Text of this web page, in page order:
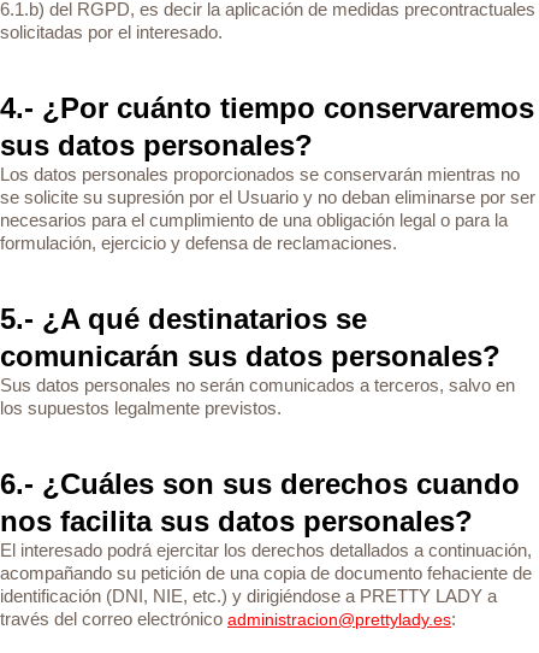
6.1.b) del RGPD, es decir la aplicación de medidas precontractuales
solicitadas por el interesado.
4.- ¿Por cuánto tiempo conservaremos
sus datos personales?
Los datos personales proporcionados se conservarán mientras no
se solicite su supresión por el Usuario y no deban eliminarse por ser
necesarios para el cumplimiento de una obligación legal o para la
formulación, ejercicio y defensa de reclamaciones.
5.- ¿A qué destinatarios se
comunicarán sus datos personales?
Sus datos personales no serán comunicados a terceros, salvo en
los supuestos legalmente previstos.
6.- ¿Cuáles son sus derechos cuando
nos facilita sus datos personales?
El interesado podrá ejercitar los derechos detallados a continuación,
acompañando su petición de una copia de documento fehaciente de
identificación (DNI, NIE, etc.) y dirigiéndose a PRETTY LADY a
través del correo electrónico administracion@prettylady.es: